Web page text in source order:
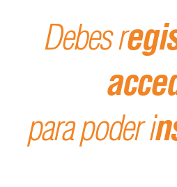
Debes r
para poder i